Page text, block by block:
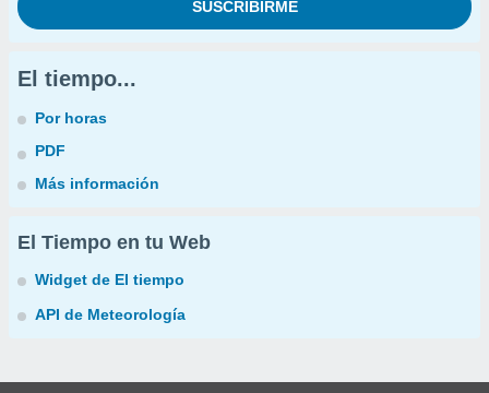
El tiempo...
Por horas
PDF
Más información
El Tiempo en tu Web
Widget de El tiempo
API de Meteorología